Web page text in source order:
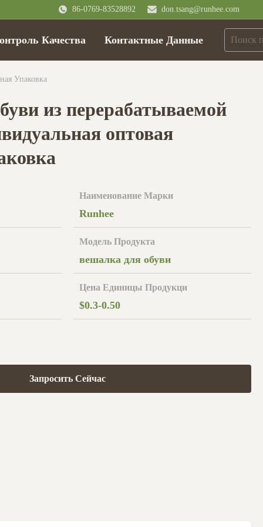
86-0769-83528892 don.tsang@runhee.com
Качества Контактные Данные
Упаковка
из перерабатываемой
оптовая
Наименование Марки
Runhee
Модель Продукта
вешалка для обуви
Цена Единицы Продукци
$0.3-0.50
Запросить Сейчас